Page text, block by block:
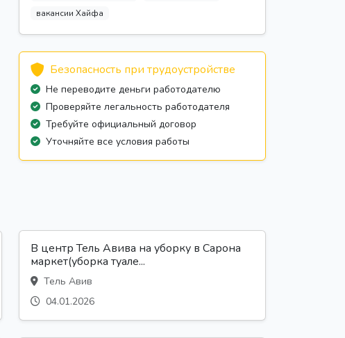
вакансии Хайфа
Безопасность при трудоустройстве
Не переводите деньги работодателю
Проверяйте легальность работодателя
Требуйте официальный договор
Уточняйте все условия работы
В центр Тель Авива на уборку в Сарона
маркет(уборка туале...
Тель Авив
04.01.2026